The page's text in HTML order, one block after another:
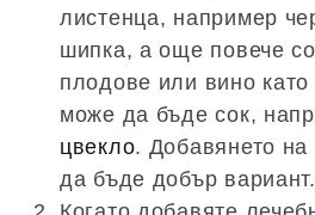
листенца, например
шипка, а още повече
плодове или вино
може да бъде сок,
цвекло. Добавянето на
да бъде добър вариант.